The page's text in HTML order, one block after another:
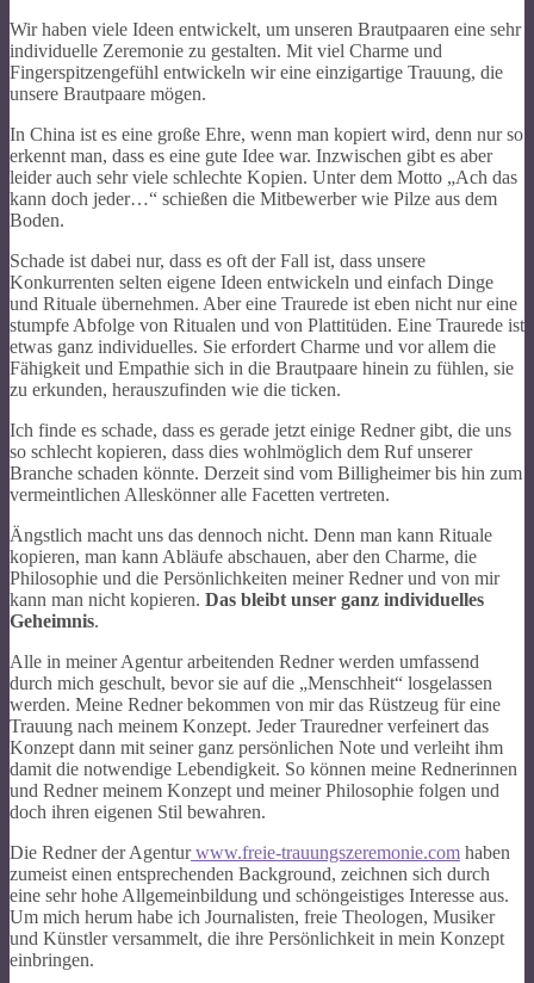
Wir haben viele Ideen entwickelt, um unseren Brautpaaren eine sehr
individuelle Zeremonie zu gestalten. Mit viel Charme und
Fingerspitzengefühl entwickeln wir eine einzigartige Trauung, die
unsere Brautpaare mögen.
In China ist es eine große Ehre, wenn man kopiert wird, denn nur so
erkennt man, dass es eine gute Idee war. Inzwischen gibt es aber
leider auch sehr viele schlechte Kopien. Unter dem Motto „Ach das
kann doch jeder…“ schießen die Mitbewerber wie Pilze aus dem
Boden.
Schade ist dabei nur, dass es oft der Fall ist, dass unsere
Konkurrenten selten eigene Ideen entwickeln und einfach Dinge
und Rituale übernehmen. Aber eine Traurede ist eben nicht nur eine
stumpfe Abfolge von Ritualen und von Plattitüden. Eine Traurede ist
etwas ganz individuelles. Sie erfordert Charme und vor allem die
Fähigkeit und Empathie sich in die Brautpaare hinein zu fühlen, sie
zu erkunden, herauszufinden wie die ticken.
Ich finde es schade, dass es gerade jetzt einige Redner gibt, die uns
so schlecht kopieren, dass dies wohlmöglich dem Ruf unserer
Branche schaden könnte. Derzeit sind vom Billigheimer bis hin zum
vermeintlichen Alleskönner alle Facetten vertreten.
Ängstlich macht uns das dennoch nicht. Denn man kann Rituale
kopieren, man kann Abläufe abschauen, aber den Charme, die
Philosophie und die Persönlichkeiten meiner Redner und von mir
kann man nicht kopieren. Das bleibt unser ganz individuelles
Geheimnis.
Alle in meiner Agentur arbeitenden Redner werden umfassend
durch mich geschult, bevor sie auf die „Menschheit“ losgelassen
werden. Meine Redner bekommen von mir das Rüstzeug für eine
Trauung nach meinem Konzept. Jeder Trauredner verfeinert das
Konzept dann mit seiner ganz persönlichen Note und verleiht ihm
damit die notwendige Lebendigkeit. So können meine Rednerinnen
und Redner meinem Konzept und meiner Philosophie folgen und
doch ihren eigenen Stil bewahren.
Die Redner der Agenturwww.freie-trauungszeremonie.com haben
zumeist einen entsprechenden Background, zeichnen sich durch
eine sehr hohe Allgemeinbildung und schöngeistiges Interesse aus.
Um mich herum habe ich Journalisten, freie Theologen, Musiker
und Künstler versammelt, die ihre Persönlichkeit in mein Konzept
einbringen.